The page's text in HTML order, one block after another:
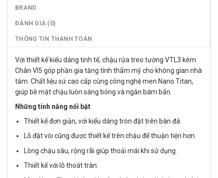
BRAND
ĐÁNH GIÁ (0)
THÔNG TIN THANH TOÁN
Với thiết kế kiểu dáng tinh tế, chậu rửa treo tường VTL3 kèm
Chân VI5 góp phần gia tăng tính thẩm mỹ cho không gian nhà
tắm. Chất liệu sứ cao cấp cùng công nghệ men Nano Titan,
giúp bề mặt chậu luôn sáng bóng và ngăn bám bẩn.
Những tính năng nổi bật
Thiết kế đơn giản, với kiểu dáng tròn đặt trên bàn đá.
Lỗ đặt vòi cũng được thiết kế trên chậu để thuận tiện hơn.
Lòng chậu sâu, rộng rãi giúp thoải mái khi sử dụng.
Thiết kế với lỗ thoát tràn.